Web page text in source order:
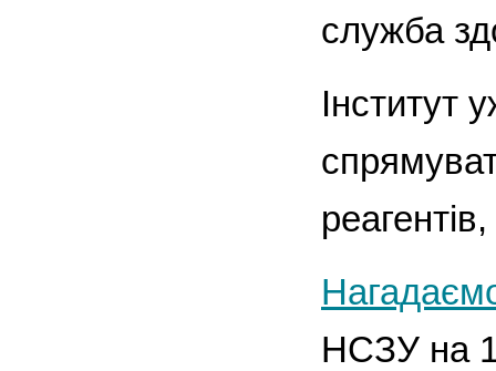
служба
Інститут
НСЗУ на